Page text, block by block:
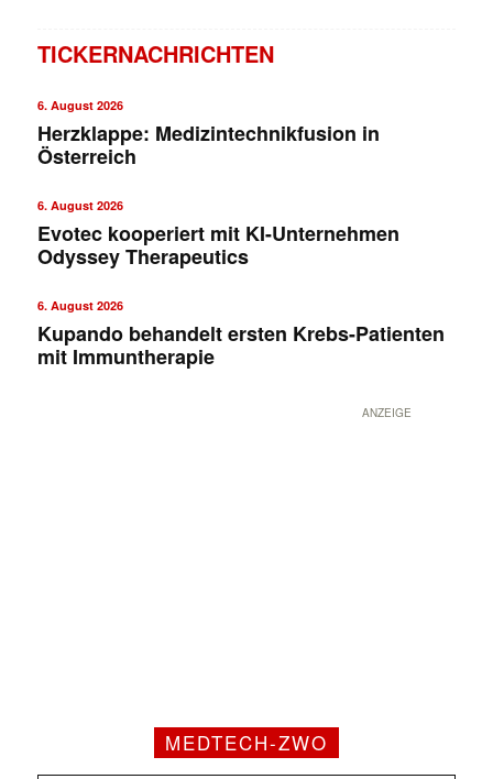
TICKERNACHRICHTEN
6. August 2026
Herzklappe: Medizintechnikfusion in
Österreich
6. August 2026
Evotec kooperiert mit KI-Unternehmen
Odyssey Therapeutics
6. August 2026
Kupando behandelt ersten Krebs-Patienten
mit Immuntherapie
ANZEIGE
MEDTECH-ZWO